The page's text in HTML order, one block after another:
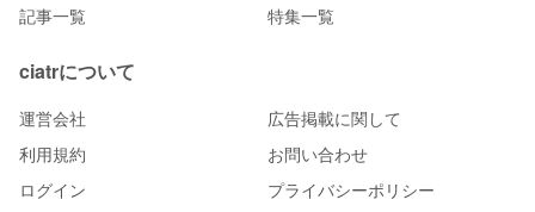
記事一覧 特集一覧
ciatrについて
運営会社
広告掲載に関して
利用規約
お問い合わせ
ログイン
プライバシーポリシー